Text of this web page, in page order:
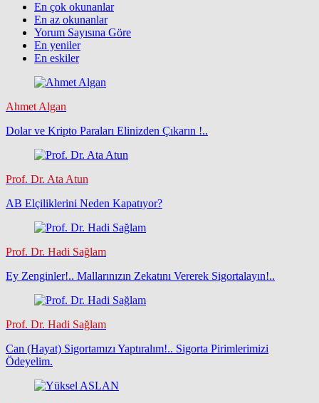
En çok okunanlar
En az okunanlar
Yorum Sayısına Göre
En yeniler
En eskiler
Ahmet Algan
Dolar ve Kripto Paraları Elinizden Çıkarın !..
Prof. Dr. Ata Atun
AB Elçiliklerini Neden Kapatıyor?
Prof. Dr. Hadi Sağlam
Ey Zenginler!.. Mallarınızın Zekatını Vererek Sigortalayın!..
Prof. Dr. Hadi Sağlam
Can (Hayat) Sigortamızı Yaptıralım!.. Sigorta Pirimlerimizi
Ödeyelim.